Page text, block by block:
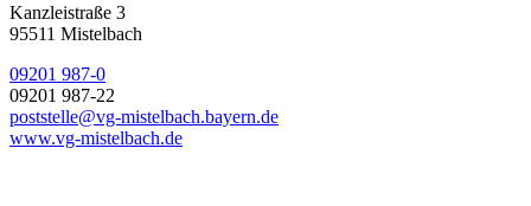
Kanzleistraße 3
95511 Mistelbach
09201 987-0
09201 987-22
poststelle@vg-mistelbach.bayern.de
www.vg-mistelbach.de